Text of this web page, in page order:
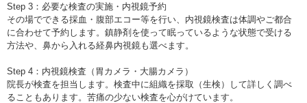
Step 3：必要な検査の実施・内視鏡予約
その場でできる採血・腹部エコー等を行い、内視鏡検査は体調やご都合
に合わせて予約します。鎮静剤を使って眠っているような状態で受ける
方法や、鼻から入れる経鼻内視鏡も選べます。
Step 4：内視鏡検査（胃カメラ・大腸カメラ）
院長が検査を担当します。検査中に組織を採取（生検）して詳しく調べ
ることもあります。苦痛の少ない検査を心がけています。